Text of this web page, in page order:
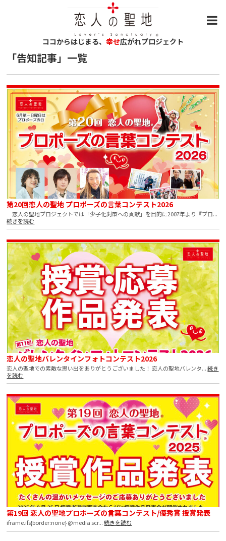
ココからはじまる、 幸せ広がれプロジェクト
「告知記事」 一覧
第20回恋人の聖地 プロポーズの言葉コンテスト2026
恋人の聖地プロジェクトでは「少子化対策への貢献」を目的に2007年より『プロ...
続きを読む
恋人の聖地バレンタインフォトコンテスト2026
恋人の聖地での素敵な思い出をありがとうございました！ 恋人の聖地バレンタ... 続き
を読む
第19回 恋人の聖地プロポーズの言葉コンテスト/優秀賞 授賞発表
iframe.ifs{border:none} @media scr... 続きを読む